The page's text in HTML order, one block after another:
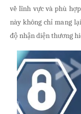
về lĩnh vực và phù
này không chỉ mang
độ nhận diện thương